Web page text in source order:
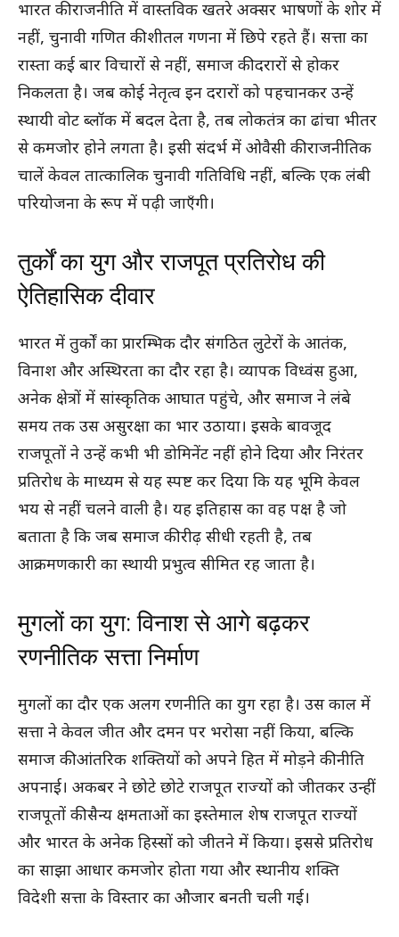
भारत की राजनीति में वास्तविक खतरे अक्सर भाषणों के शोर में
नहीं, चुनावी गणित की शीतल गणना में छिपे रहते हैं। सत्ता का
रास्ता कई बार विचारों से नहीं, समाज की दरारों से होकर
निकलता है। जब कोई नेतृत्व इन दरारों को पहचानकर उन्हें
स्थायी वोट ब्लॉक में बदल देता है, तब लोकतंत्र का ढांचा भीतर
से कमजोर होने लगता है। इसी संदर्भ में ओवैसी की राजनीतिक
चालें केवल तात्कालिक चुनावी गतिविधि नहीं, बल्कि एक लंबी
परियोजना के रूप में पढ़ी जाएँगी।
तुर्कों का युग और राजपूत प्रतिरोध की
ऐतिहासिक दीवार
भारत में तुर्कों का प्रारम्भिक दौर संगठित लुटेरों के आतंक,
विनाश और अस्थिरता का दौर रहा है। व्यापक विध्वंस हुआ,
अनेक क्षेत्रों में सांस्कृतिक आघात पहुंचे, और समाज ने लंबे
समय तक उस असुरक्षा का भार उठाया। इसके बावजूद
राजपूतों ने उन्हें कभी भी डोमिनेंट नहीं होने दिया और निरंतर
प्रतिरोध के माध्यम से यह स्पष्ट कर दिया कि यह भूमि केवल
भय से नहीं चलने वाली है। यह इतिहास का वह पक्ष है जो
बताता है कि जब समाज की रीढ़ सीधी रहती है, तब
आक्रमणकारी का स्थायी प्रभुत्व सीमित रह जाता है।
मुगलों का युग: विनाश से आगे बढ़कर
रणनीतिक सत्ता निर्माण
मुगलों का दौर एक अलग रणनीति का युग रहा है। उस काल में
सत्ता ने केवल जीत और दमन पर भरोसा नहीं किया, बल्कि
समाज की आंतरिक शक्तियों को अपने हित में मोड़ने की नीति
अपनाई। अकबर ने छोटे छोटे राजपूत राज्यों को जीतकर उन्हीं
राजपूतों की सैन्य क्षमताओं का इस्तेमाल शेष राजपूत राज्यों
और भारत के अनेक हिस्सों को जीतने में किया। इससे प्रतिरोध
का साझा आधार कमजोर होता गया और स्थानीय शक्ति
विदेशी सत्ता के विस्तार का औजार बनती चली गई।